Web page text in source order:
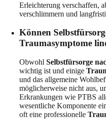
Erleichterung verschaffen,
verschlimmern und
Können
Traumasymptome
Obwohl Selbstfürsorge
wichtig ist und einige
und das allgemeine
möglicherweise nicht aus,
Erkrankungen wie PTBS
wesentliche Komponente
oft eine professionelle